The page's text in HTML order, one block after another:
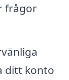
frågor
ditt konto